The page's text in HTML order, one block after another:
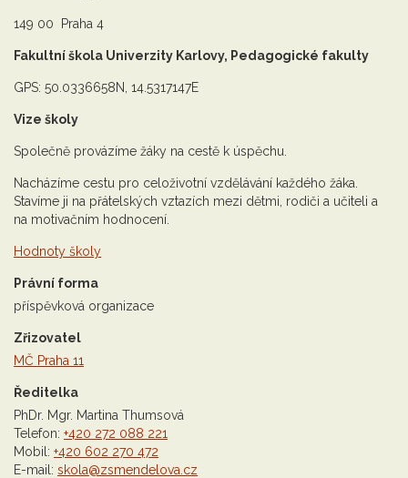
149 00 Praha 4
Fakultní škola Univerzity Karlovy, Pedagogické fakulty
GPS: 50.0336658N, 14.5317147E
Vize školy
Společně provázíme žáky na cestě k úspěchu.
Nacházíme cestu pro celoživotní vzdělávání každého žáka.
Stavíme ji na přátelských vztazích mezi dětmi, rodiči a učiteli a
na motivačním hodnocení.
Hodnoty školy
Právní forma
příspěvková organizace
Zřizovatel
MČ Praha 11
Ředitelka
PhDr. Mgr. Martina Thumsová
Telefon: +420 272 088 221
Mobil: +420 602 270 472
E-mail: skola@zsmendelova.cz